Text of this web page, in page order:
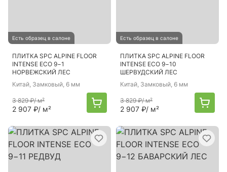
Есть образец в салоне
ПЛИТКА SPC ALPINE FLOOR
INTENSE ECO 9−1
НОРВЕЖСКИЙ ЛЕС
Китай, Замковый, 6 мм
3 829 ₽/ м²
2 907 ₽/ м²
Есть образец в салоне
ПЛИТКА SPC ALPINE FLOOR
INTENSE ECO 9−10
ШЕРВУДСКИЙ ЛЕС
Китай, Замковый, 6 мм
3 829 ₽/ м²
2 907 ₽/ м²